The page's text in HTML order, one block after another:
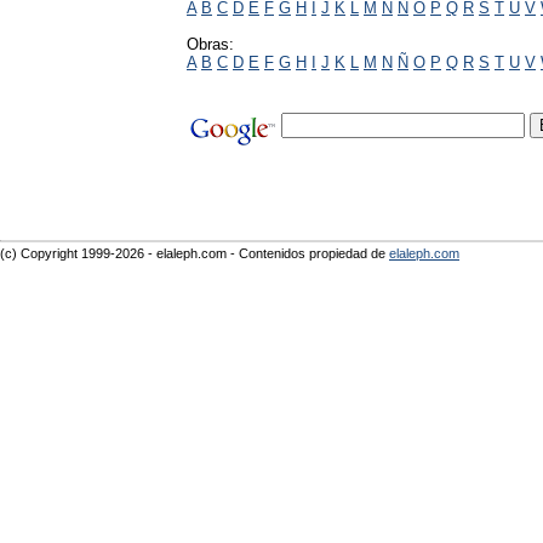
A B C D E F G H I J K L M N Ñ O P Q R S T U V
Obras:
A B C D E F G H I J K L M N Ñ O P Q R S T U V
(c) Copyright 1999-2026 - elaleph.com - Contenidos propiedad de elaleph.com